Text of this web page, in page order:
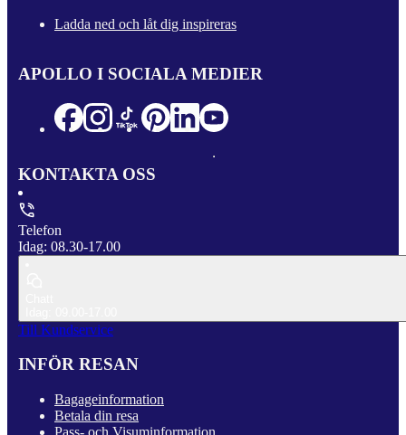
Ladda ned och låt dig inspireras
APOLLO I SOCIALA MEDIER
KONTAKTA OSS
Telefon
Idag: 08.30-17.00
Till Kundservice
INFÖR RESAN
Bagageinformation
Betala din resa